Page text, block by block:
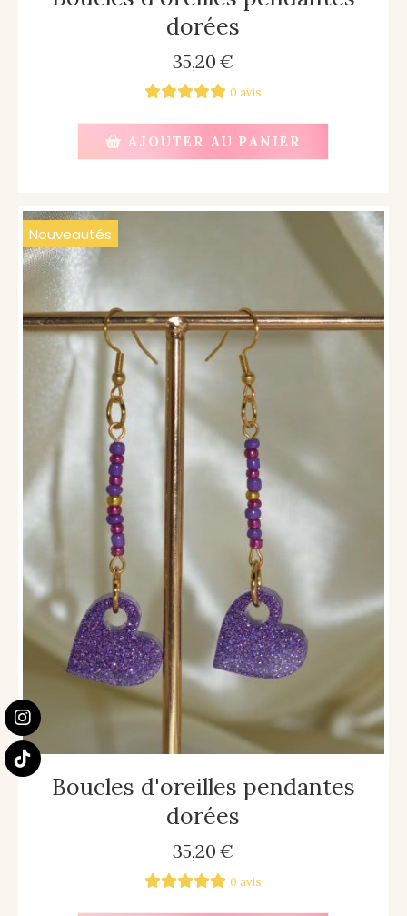
dorées
35,20 €
0 avis
AJOUTER AU PANIER
Nouveautés
Boucles d'oreilles pendantes
dorées
35,20 €
0 avis